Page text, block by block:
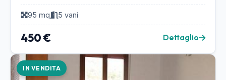
Bambini al di sotto dei 4 anni gratis, fino ai 12 anni...
95 mq
5 vani
450 € Dettaglio
IN VENDITA